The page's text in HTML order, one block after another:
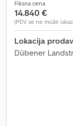
Fiksna cena
14.840 €
(PDV se ne može
Lokacija
Dübener